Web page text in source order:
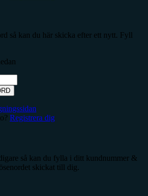
så kan du här skicka efter ett nytt. Fyll
Registrera dig
så kan du fylla i ditt kundnummer &
skickat till dig.